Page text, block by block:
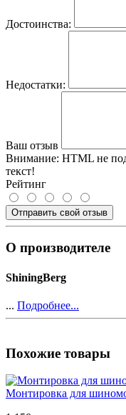
Достоинства:
Недостатки:
Ваш отзыв
Внимание: HTML не
текст!
Рейтинг
Отправить свой отзыв
О производителе
ShiningBerg
... Подробнее...
Похожие товары
Монтировка для